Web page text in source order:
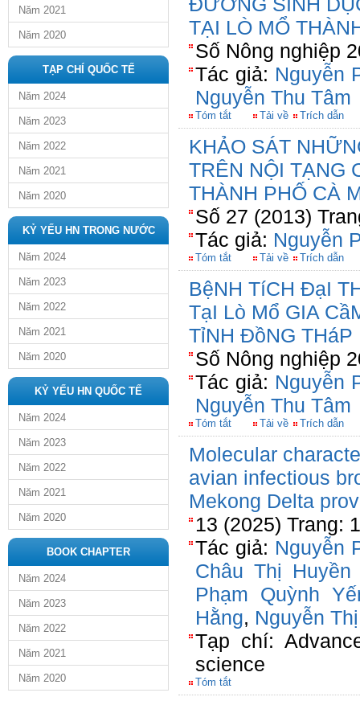
Năm 2021
Năm 2020
TẠP CHÍ QUỐC TẾ
Năm 2024
Năm 2023
Năm 2022
Năm 2021
Năm 2020
KỶ YẾU HN TRONG NƯỚC
Năm 2024
Năm 2023
Năm 2022
Năm 2021
Năm 2020
KỶ YẾU HN QUỐC TẾ
Năm 2024
Năm 2023
Năm 2022
Năm 2021
Năm 2020
BOOK CHAPTER
Năm 2024
Năm 2023
Năm 2022
Năm 2021
Năm 2020
TẠI LÒ MỔ
Số Nông nghiệp
Tác giả: Nguyễn
Nguyễn Thu Tâm
Tóm tắt Tải về Trích dẫn
KHẢO SÁT
TRÊN NỘI TẠNG
THÀNH PHỐ CÀ
Số 27 (2013)
Tác giả: Nguyễn
Tóm tắt Tải về Trích dẫn
BệNH TíCH ĐạI
TạI Lò Mổ GIA
TỉNH ĐồNG THáP
Số Nông nghiệp
Tác giả: Nguyễn
Nguyễn Thu Tâm
Tóm tắt Tải về Trích dẫn
Molecular
avian infectious
Mekong Delta
13 (2025) Trang:
Tác giả: Nguyễn
Châu Thị Huyền
Phạm Quỳnh
Hằng, Nguyễn
Tạp chí:
science
Tóm tắt